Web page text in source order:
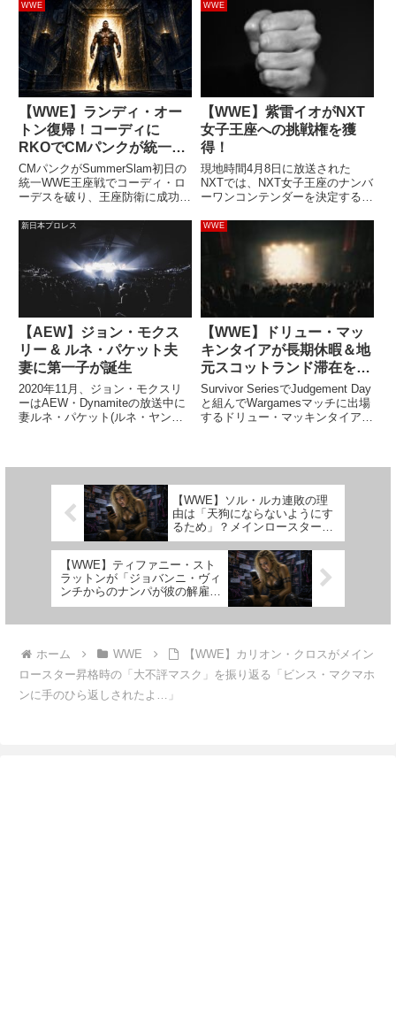
WWE
【WWE】ランディ・オー
トン復帰！コーディに
RKOでCMパンクが統一
WWE王座の防衛に成功
【#SummerSlam】
CMパンクがSummerSlam初日の
統一WWE王座戦でコーディ・ロ
ーデスを破り、王座防衛に成功し
ートンが突然現れてコーディに
RKOを決め、試合の勝敗に大き
な影響を与えました。コーディ
は、ガイル役を演じた映画『...
WWE
【WWE】紫雷イオがNXT
女子王座への挑戦権を獲
得！
現地時間4月8日に放送された
NXTでは、NXT女子王座のナンバ
ーワンコンテンダーを決定するラ
者は、キャンディス・レラエ、ミ
ア・イム、ダコタ・カイ、ティー
ガン・ノックス、チェルシー・グ
リーン、そして紫雷イオの6人...
新日本プロレス
【AEW】ジョン・モクス
リー & ルネ・パケット夫
妻に第一子が誕生
2020年11月、ジョン・モクスリ
ーはAEW・Dynamiteの放送中に
妻ルネ・パケット(ルネ・ヤング)
た2人。昨日、ル...
WWE
【WWE】ドリュー・マッ
キンタイアが長期休暇＆地
元スコットランド滞在を望
んでいると報じられる。
WWEとの新契約交渉は…
Survivor SeriesでJudgement Day
と組んでWargamesマッチに出場
するドリュー・マッキンタイア。
【WWE】ソル・ルカ連敗の理
由は「天狗にならないようにす
るため」？メインロースター昇
格後のクリエイティブ・プラン
とは
【WWE】ティファニー・スト
ラットンが「ジョバンニ・ヴィ
ンチからのナンパが彼の解雇に
つながった説」を完全否定
ホーム WWE
【WWE】カリオン・クロスがメイン
ロースター昇格時の「大不評マスク」を振り返る「ビンス・マクマホ
ンに手のひら返しされたよ…」